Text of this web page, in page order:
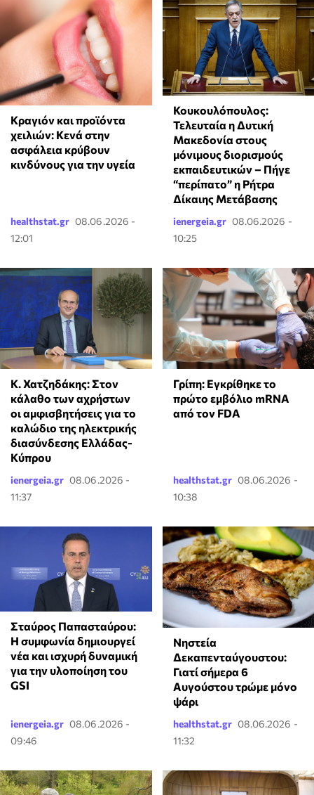
Κραγιόν και προϊόντα
χειλιών: Κενά στην
ασφάλεια κρύβουν
κινδύνους για την υγεία
healthstat.gr 08.06.2026 -
12:01
Κουκουλόπουλος:
Τελευταία η Δυτική
Μακεδονία στους
μόνιμους διορισμούς
εκπαιδευτικών – Πήγε
“περίπατο” η Ρήτρα
Δίκαιης Μετάβασης
ienergeia.gr 08.06.2026 -
10:25
Κ. Χατζηδάκης: Στον
κάλαθο των αχρήστων
οι αμφισβητήσεις για το
καλώδιο της ηλεκτρικής
διασύνδεσης Ελλάδας-
Κύπρου
ienergeia.gr 08.06.2026 -
11:37
Γρίπη: Εγκρίθηκε το
πρώτο εμβόλιο mRNA
από τον FDA
healthstat.gr 08.06.2026 -
10:38
Σταύρος Παπασταύρου:
Η συμφωνία δημιουργεί
νέα και ισχυρή δυναμική
για την υλοποίηση του
GSI
ienergeia.gr 08.06.2026 -
09:46
Νηστεία
Δεκαπενταύγουστου:
Γιατί σήμερα 6
Αυγούστου τρώμε μόνο
ψάρι
healthstat.gr 08.06.2026 -
11:32